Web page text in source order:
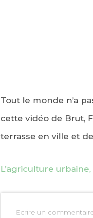
Tout le monde n’a
cette vidéo de Brut,
terrasse en ville et
L’agriculture urbaine,
Ecrire un